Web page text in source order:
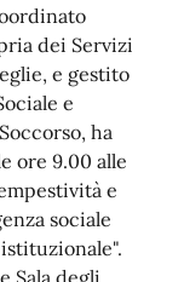
dei Servizi
e gestito
e
ha
ore 9.00 alle
e
sociale
Sala degli